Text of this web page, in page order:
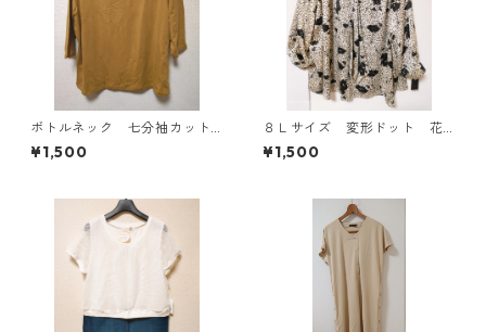
ボトルネック 七分袖カット
ソー ４Ｌ マスタード KA
E-4816
¥1,500
８Ｌサイズ 変形ドット 花
柄 ボウタイブラウス オフ
ホワイト KAE-4770
¥1,500